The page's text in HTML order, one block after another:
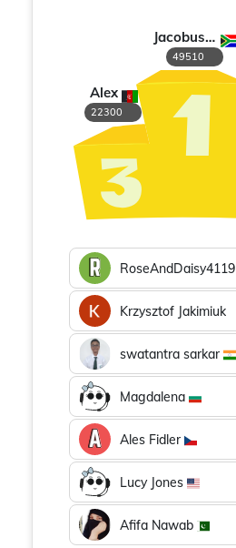
Jacobus M de Vries
49510
Alex
22300
RoseAndDaisy4119
Krzysztof Jakimiuk
swatantra sarkar
Magdalena
Ales Fidler
Lucy Jones
Afifa Nawab